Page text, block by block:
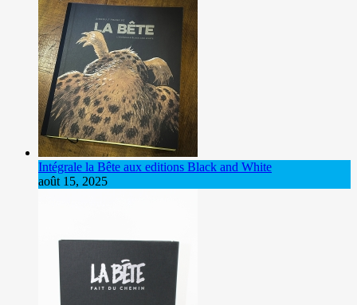
Intégrale la Bête aux editions Black and White
août 15, 2025